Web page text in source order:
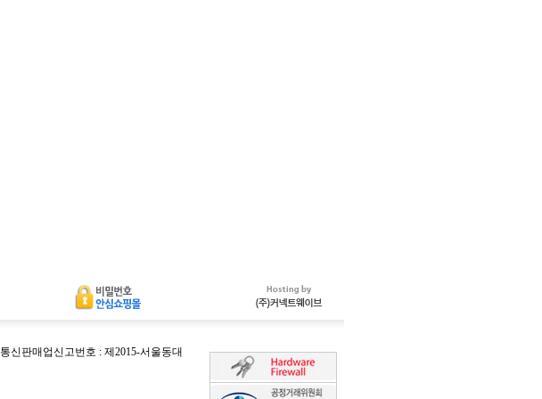
통신판매업신고번호 : 제2015-서울동대